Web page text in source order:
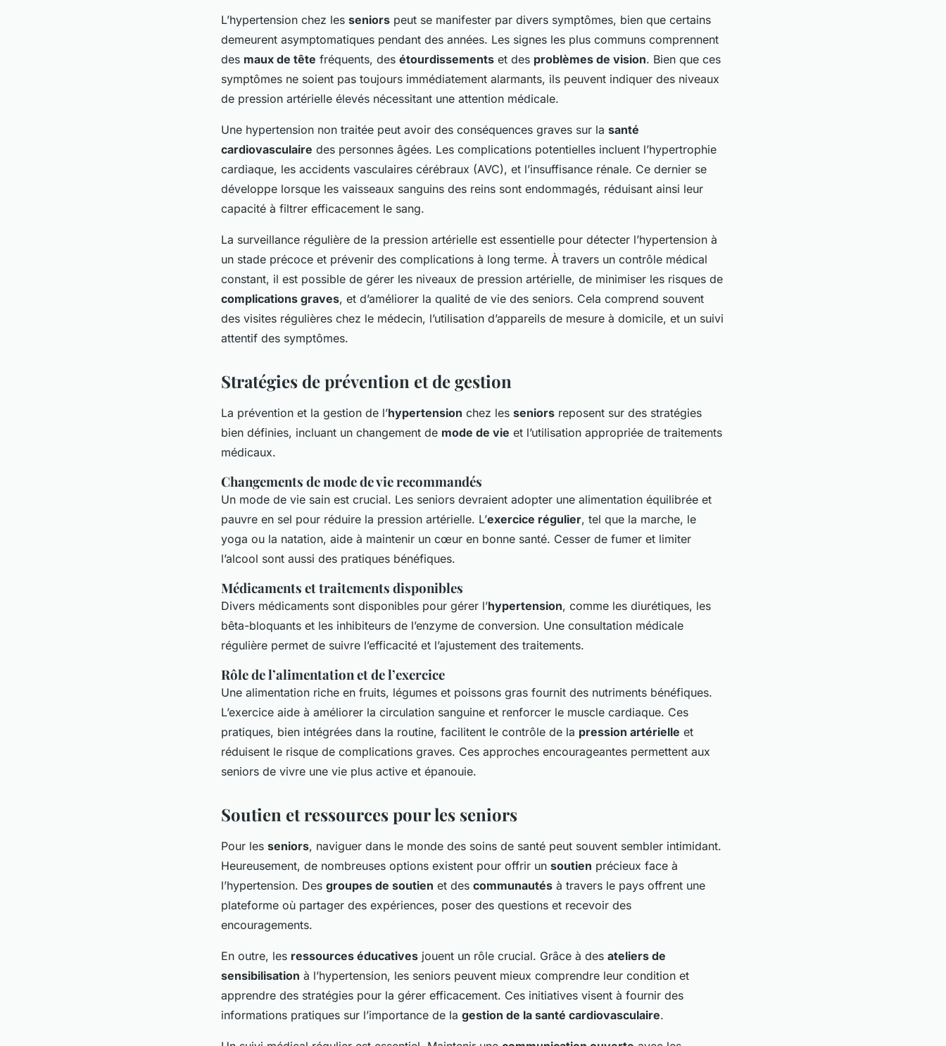
L’hypertension chez les seniors peut se manifester par divers symptômes, bien que certains
demeurent asymptomatiques pendant des années. Les signes les plus communs comprennent
des maux de tête fréquents, des étourdissements et des problèmes de vision. Bien que ces
symptômes ne soient pas toujours immédiatement alarmants, ils peuvent indiquer des niveaux
de pression artérielle élevés nécessitant une attention médicale.
Une hypertension non traitée peut avoir des conséquences graves sur la santé
cardiovasculaire des personnes âgées. Les complications potentielles incluent l’hypertrophie
cardiaque, les accidents vasculaires cérébraux (AVC), et l’insuffisance rénale. Ce dernier se
développe lorsque les vaisseaux sanguins des reins sont endommagés, réduisant ainsi leur
capacité à filtrer efficacement le sang.
La surveillance régulière de la pression artérielle est essentielle pour détecter l’hypertension à
un stade précoce et prévenir des complications à long terme. À travers un contrôle médical
constant, il est possible de gérer les niveaux de pression artérielle, de minimiser les risques de
complications graves, et d’améliorer la qualité de vie des seniors. Cela comprend souvent
des visites régulières chez le médecin, l’utilisation d’appareils de mesure à domicile, et un suivi
attentif des symptômes.
Stratégies de prévention et de gestion
La prévention et la gestion de l’hypertension chez les seniors reposent sur des stratégies
bien définies, incluant un changement de mode de vie et l’utilisation appropriée de traitements
médicaux.
Changements de mode de vie recommandés
Un mode de vie sain est crucial. Les seniors devraient adopter une alimentation équilibrée et
pauvre en sel pour réduire la pression artérielle. L’exercice régulier, tel que la marche, le
yoga ou la natation, aide à maintenir un cœur en bonne santé. Cesser de fumer et limiter
l’alcool sont aussi des pratiques bénéfiques.
Médicaments et traitements disponibles
Divers médicaments sont disponibles pour gérer l’hypertension, comme les diurétiques, les
bêta-bloquants et les inhibiteurs de l’enzyme de conversion. Une consultation médicale
régulière permet de suivre l’efficacité et l’ajustement des traitements.
Rôle de l’alimentation et de l’exercice
Une alimentation riche en fruits, légumes et poissons gras fournit des nutriments bénéfiques.
L’exercice aide à améliorer la circulation sanguine et renforcer le muscle cardiaque. Ces
pratiques, bien intégrées dans la routine, facilitent le contrôle de la pression artérielle et
réduisent le risque de complications graves. Ces approches encourageantes permettent aux
seniors de vivre une vie plus active et épanouie.
Soutien et ressources pour les seniors
Pour les seniors, naviguer dans le monde des soins de santé peut souvent sembler intimidant.
Heureusement, de nombreuses options existent pour offrir un soutien précieux face à
l’hypertension. Des groupes de soutien et des communautés à travers le pays offrent une
plateforme où partager des expériences, poser des questions et recevoir des
encouragements.
En outre, les ressources éducatives jouent un rôle crucial. Grâce à des ateliers de
sensibilisation à l’hypertension, les seniors peuvent mieux comprendre leur condition et
apprendre des stratégies pour la gérer efficacement. Ces initiatives visent à fournir des
informations pratiques sur l’importance de la gestion de la santé cardiovasculaire.